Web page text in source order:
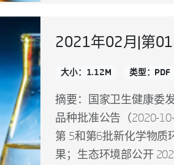
2021年02月|第
大小：1.12M 类型：PDF
摘要：国家卫生健康委
品种批准公告（2020-
第 5和第6批新化学物质
果；生态环境部公开